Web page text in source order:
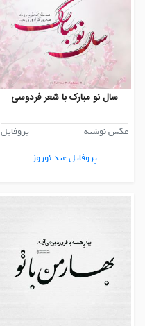
سال نو مبارک با شعر فردوسی
عکس نوشته
پروفایل
پروفایل عید نوروز